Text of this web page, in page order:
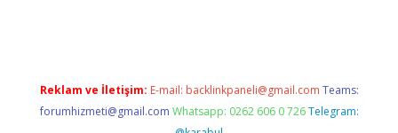
Reklam ve İletişim: E-mail: backlinkpaneli@gmail.com Teams:
forumhizmeti@gmail.com Whatsapp: 0262 606 0 726 Telegram: